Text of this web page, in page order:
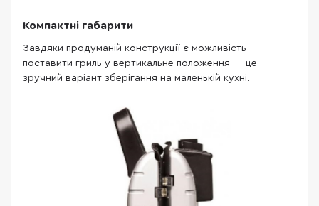
Компактні габарити
Завдяки продуманій конструкції є можливість
поставити гриль у вертикальне положення — це
зручний варіант зберігання на маленькій кухні.